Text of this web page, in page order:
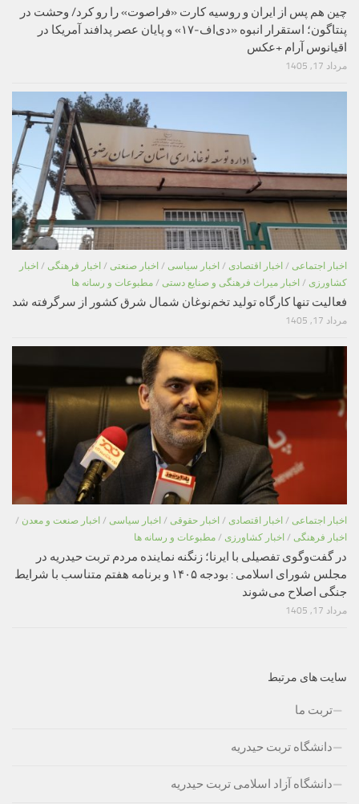
چین هم پس از ایران و روسیه کارت «فراصوت» را رو کرد/ وحشت در
پنتاگون؛ استقرار انبوه «دی‌اف‑۱۷» و پایان عصر پدافند آمریکا در
اقیانوس آرام +عکس
مرداد 17, 1405
اخبار اجتماعی / اخبار اقتصادی / اخبار سیاسی / اخبار صنعتی / اخبار فرهنگی / اخبار
کشاورزی / اخبار میراث فرهنگی و صنایع دستی / مطبوعات و رسانه ها
فعالیت تنها کارگاه تولید تخم‌نوغان شمال شرق کشور از سرگرفته شد
مرداد 17, 1405
اخبار اجتماعی / اخبار اقتصادی / اخبار حقوقی / اخبار سیاسی / اخبار صنعت و معدن /
اخبار فرهنگی / اخبار کشاورزی / مطبوعات و رسانه ها
در گفت‌وگوی تفصیلی با ایرنا؛ زنگنه نماینده مردم تربت حیدریه در
مجلس شورای اسلامی : بودجه ۱۴۰۵ و برنامه هفتم متناسب با شرایط
جنگی اصلاح می‌شوند
مرداد 17, 1405
سایت های مرتبط
تربت ما
دانشگاه تربت حیدریه
دانشگاه آزاد اسلامی تربت حیدریه